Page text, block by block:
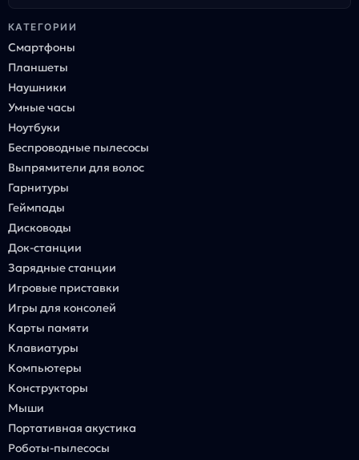
КАТЕГОРИИ
Смартфоны
Планшеты
Наушники
Умные часы
Ноутбуки
Беспроводные пылесосы
Выпрямители для волос
Гарнитуры
Геймпады
Дисководы
Док-станции
Зарядные станции
Игровые приставки
Игры для консолей
Карты памяти
Клавиатуры
Компьютеры
Конструкторы
Мыши
Портативная акустика
Роботы-пылесосы